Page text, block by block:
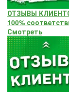
ОТЗЫВЫ
100%
Смотреть